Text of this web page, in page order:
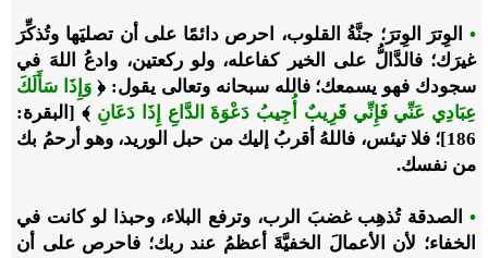
• الوِترَ الوِترَ؛ جنَّةُ القلوب، احرص دائمًا على أن تصليَها وتُذكِّرَ
غيرَك؛ فالدَّالُّ على الخير كفاعله، ولو ركعتين، وادعُ اللهَ في
سجودك فهو يسمعك؛ فالله سبحانه وتعالى يقول: ﴿ وَإِذَا سَأَلَكَ
عِبَادِي عَنِّي فَإِنِّي قَرِيبٌ أُجِيبُ دَعْوَةَ الدَّاعِ إِذَا دَعَانِ ﴾ [البقرة:
186]؛ فلا تيئس، فاللهُ أقربُ إليك من حبل الوريد، وهو أرحمُ بك
من نفسك.
• الصدقة تُذهِب غضبَ الرب، وترفع البلاء، وحبذا لو كانت في
الخفاء؛ لأن الأعمالَ الخفيَّةَ أعظمُ عند ربك؛ فاحرص على أن